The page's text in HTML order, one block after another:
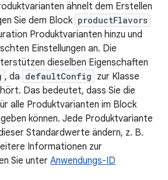
ähnelt dem Erstellen
Sie dem Block productFlavors
Produktvarianten hinzu und
Einstellungen an. Die
dieselben Eigenschaften
, da defaultConfig zur Klasse
Das bedeutet, dass Sie die
alle Produktvarianten im Block
können. Jede Produktvariante
Standardwerte ändern, z. B.
Informationen zur
Sie unter Anwendungs-ID